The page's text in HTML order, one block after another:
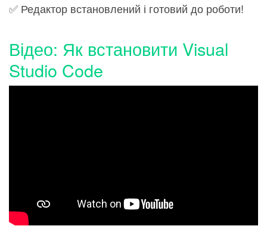
✅ Редактор встановлений і готовий до роботи!
Відео: Як встановити Visual
Studio Code